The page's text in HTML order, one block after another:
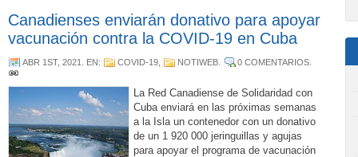
Canadienses enviarán donativo para apoyar
vacunación contra la COVID-19 en Cuba
ABR 1ST, 2021 . EN: COVID-19 NOTIWEB 0 COMENTARIOS
La Red Canadiense de Solidaridad con
Cuba enviará en las próximas semanas
a la Isla un contenedor con un donativo
de un 1 920 000 jeringuillas y agujas
para apoyar el programa de vacunación